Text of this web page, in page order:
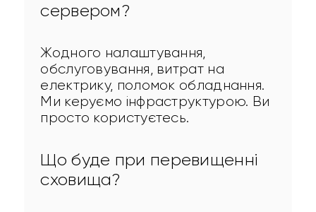
сервером?
Жодного налаштування,
обслуговування, витрат на
електрику, поломок обладнання.
Ми керуємо інфраструктурою. Ви
просто користуєтесь.
Що буде при перевищенні
сховища?